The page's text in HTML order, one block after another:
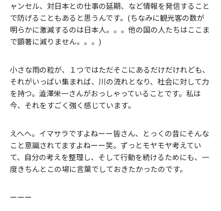
ャンセル、対日本との仕事の延期、など情報を発信すること
で防げることもあると思うんです。(ちなみに観光客の数が
明らかに激減するのは日本人。。。他の国の人たちはここま
で顕著に減りません。。。)
小さな雨の粒が、１つではただそこにあるだけだけれども、
それがいっぱい集まれば、川の流れとなり、社会に対して力
を持つ。澁澤栄一さんがおっしゃっていることです。私は
今、それをすごく強く感じています。
えへへ。イマサラですよねーー皆さん、とっくの昔にそんな
こと意識されてますよねーー笑。ずっとモヤモヤ考えてい
て、自分の考えを整理し、そして行動を続けるためにも、一
度きちんとこの場に言葉でしておきたかったのです。
ーーー